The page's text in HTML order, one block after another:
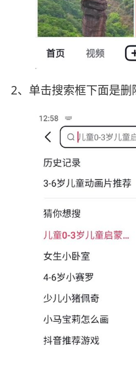
2、单击搜索框下面是删